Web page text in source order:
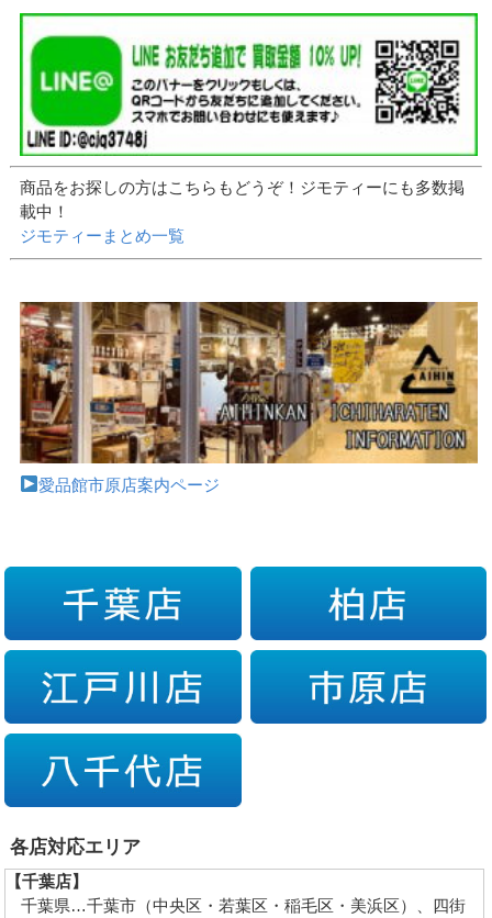
商品をお探しの方はこちらもどうぞ！ジモティーにも多数掲
載中！
ジモティーまとめ一覧
愛品館市原店案内ページ
各店対応エリア
【千葉店】
千葉県…千葉市（中央区・若葉区・稲毛区・美浜区）、四街